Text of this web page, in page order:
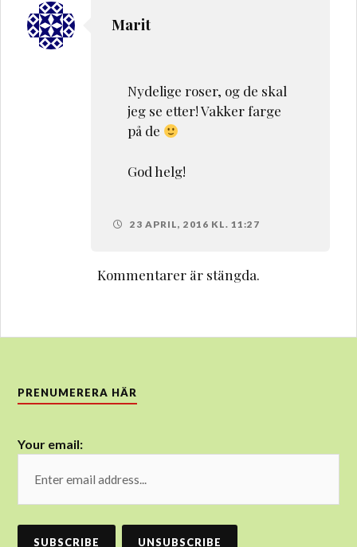
Marit
Nydelige roser, og de skal
jeg se etter! Vakker farge
på de
God helg!
23 APRIL, 2016 KL. 11:27
Kommentarer är stängda.
PRENUMERERA HÄR
Your email: